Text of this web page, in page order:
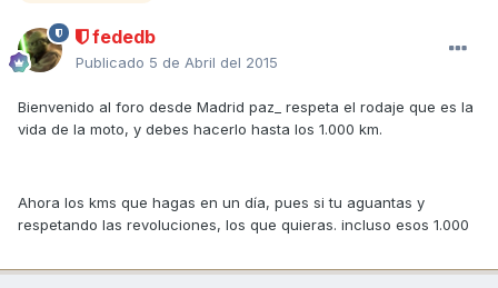
fededb
Publicado 5 de Abril del 2015
Bienvenido al foro desde Madrid paz_ respeta el rodaje que es la
vida de la moto, y debes hacerlo hasta los 1.000 km.
Ahora los kms que hagas en un día, pues si tu aguantas y
respetando las revoluciones, los que quieras. incluso esos 1.000